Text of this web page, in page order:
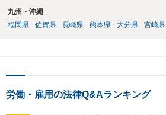
九州・沖縄
福岡県
佐賀県 長崎県 熊本県 大分県 宮崎県
労働・雇用の法律Q&Aランキング